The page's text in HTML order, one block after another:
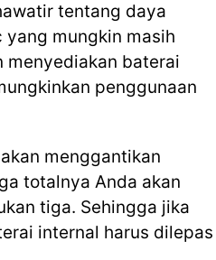
tentang daya
yang mungkin masih
menyediakan baterai
penggunaan
menggantikan
totalnya Anda akan
tiga. Sehingga jika
internal harus dilepas